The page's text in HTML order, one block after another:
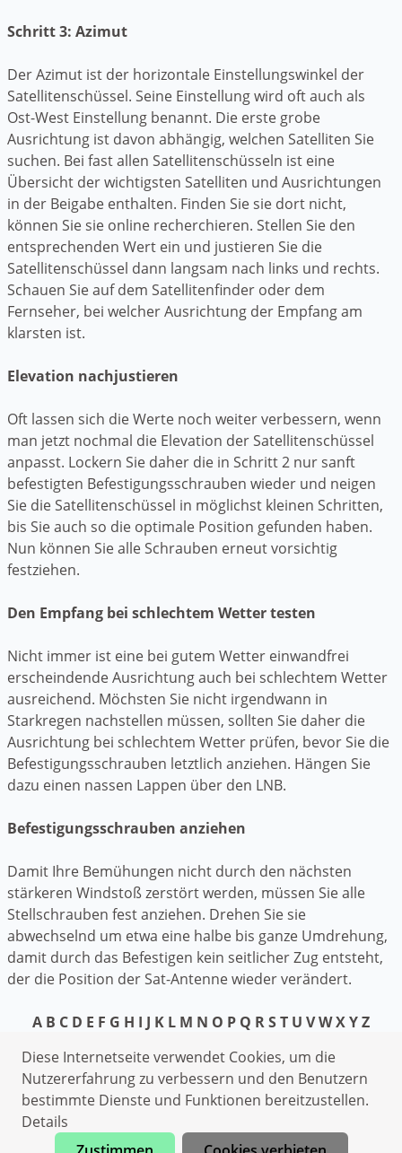
Schritt 3: Azimut
Der Azimut ist der horizontale Einstellungswinkel der
Satellitenschüssel. Seine Einstellung wird oft auch als
Ost-West Einstellung benannt. Die erste grobe
Ausrichtung ist davon abhängig, welchen Satelliten Sie
suchen. Bei fast allen Satellitenschüsseln ist eine
Übersicht der wichtigsten Satelliten und Ausrichtungen
in der Beigabe enthalten. Finden Sie sie dort nicht,
können Sie sie online recherchieren. Stellen Sie den
entsprechenden Wert ein und justieren Sie die
Satellitenschüssel dann langsam nach links und rechts.
Schauen Sie auf dem Satellitenfinder oder dem
Fernseher, bei welcher Ausrichtung der Empfang am
klarsten ist.
Elevation nachjustieren
Oft lassen sich die Werte noch weiter verbessern, wenn
man jetzt nochmal die Elevation der Satellitenschüssel
anpasst. Lockern Sie daher die in Schritt 2 nur sanft
befestigten Befestigungsschrauben wieder und neigen
Sie die Satellitenschüssel in möglichst kleinen Schritten,
bis Sie auch so die optimale Position gefunden haben.
Nun können Sie alle Schrauben erneut vorsichtig
festziehen.
Den Empfang bei schlechtem Wetter testen
Nicht immer ist eine bei gutem Wetter einwandfrei
erscheindende Ausrichtung auch bei schlechtem Wetter
ausreichend. Möchsten Sie nicht irgendwann in
Starkregen nachstellen müssen, sollten Sie daher die
Ausrichtung bei schlechtem Wetter prüfen, bevor Sie die
Befestigungsschrauben letztlich anziehen. Hängen Sie
dazu einen nassen Lappen über den LNB.
Befestigungsschrauben anziehen
Damit Ihre Bemühungen nicht durch den nächsten
stärkeren Windstoß zerstört werden, müssen Sie alle
Stellschrauben fest anziehen. Drehen Sie sie
abwechselnd um etwa eine halbe bis ganze Umdrehung,
damit durch das Befestigen kein seitlicher Zug entsteht,
der die Position der Sat-Antenne wieder verändert.
A B C D E F G H I J K L M N O P Q RST U VWXYZ
Datenschutzerklärung
Impressum
Elektriker Absberg
Heizungsnotdienst Absberg
Diese Internetseite verwendet Cookies, um die
Nutzererfahrung zu verbessern und den Benutzern
bestimmte Dienste und Funktionen bereitzustellen.
Details